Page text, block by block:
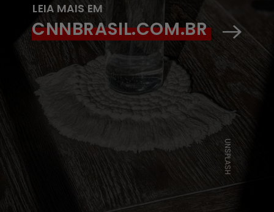
UNSPLASH
LEIA MAIS EM
CNNBRASIL.COM.BR